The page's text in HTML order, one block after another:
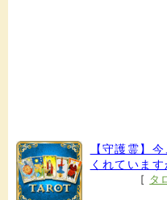
【守護霊】
くれています
[ タ